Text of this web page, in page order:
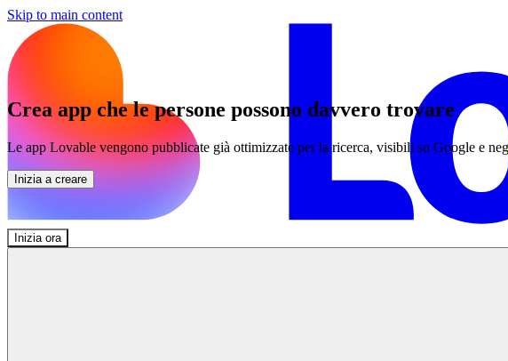
Skip to main content
Inizia ora
Crea app che le persone possono davvero trovare
Le app Lovable vengono pubblicate già ottimizzate per la ricerca, visibili su Google e
Inizia a creare